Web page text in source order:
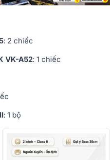
: 2 chiếc
VK-A52: 1 chiếc
: 1 bộ